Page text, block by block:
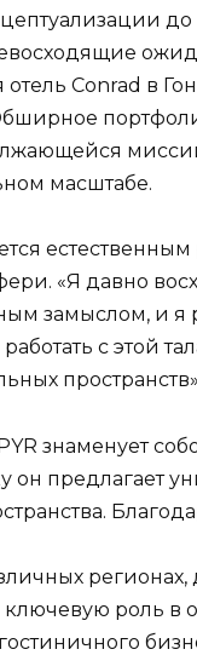
Conrad в
масштабе.
«Я давно
замыслом, и я
с этой
знаменует
он предлагает
ключевую роль в